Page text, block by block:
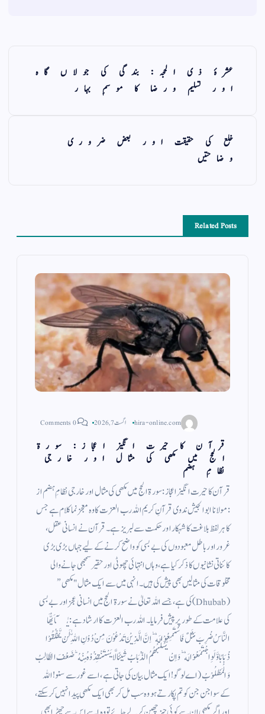
عشرۂ ذی الحجہ: بندگی کی جولاں گاہ
اور تسلیم ورضا کا موسمِ بہار
خلع کی حقیقت اور بعض ضروری
وضاحتیں
Related Posts
hira-online.com اگست 7, 2026 0 Comments
قرآن کا حیرت انگیز اعجاز: سورۃ
الحج میں مکھی کی مثال اور خارجی
نظامِ ہضم
قرآن کا حیرت انگیز اعجاز: سورۃ الحج میں مکھی کی مثال اور خارجی نظامِ ہضم از
: مولانا ابو الجیش ندوی قرآنِ کریم اللہ رب العزت کا وہ معجز نما کلام ہے جس
کا ہر لفظ بلاغت کا شہکار اور حکمت سے لبریز ہے۔ قرآن نے انسانی عقل،
غرور اور باطل معبودوں کی بے بسی کو واضح کرنے کے لیے جہاں بڑی بڑی
کائناتی نشانیوں کا ذکر کیا ہے، وہاں انتہائی چھوٹی اور حقیر سمجھی جانے والی
مخلوقات کی مثالیں بھی پیش کی ہیں۔ انہی میں سے ایک مثال "مکھی”
(Dhubab) کی ہے، جسے اللہ تعالیٰ نے سورۃ الحج میں انسانی عجز اور بے بسی
کی علامت کے طور پر پیش فرمایا۔ اللہ رب العزت کا ارشاد ہے: يٰۤاَيُّهَا
النَّاسُ ضُرِبَ مَثَلٌ فَاسْتَمِعُوْا لَهٗ ؕ اِنَّ الَّذِيْنَ تَدْعُوْنَ مِنْ دُوْنِ اللّٰهِ لَنْ يَّخْلُقُوْا
ذُبَابًا وَّ لَوِ اجْتَمَعُوْا لَهٗ ؕ وَ اِنْ يَّسْلُبْهُمُ الذُّبَابُ شَيئًا لَّا يَسْتَنْقِذُوْهُ مِنْهُ ؕ ضَعُفَ الطَّالِبُ
وَ الْمَطْلُوْبُ (اے لوگو! ایک مثال بیان کی جاتی ہے، اسے غور سے سنو! اللہ
کے سوا جن جن کو تم پکارتے ہو وہ سب مل کر بھی ایک مکھی پیدا نہیں کر سکتے،